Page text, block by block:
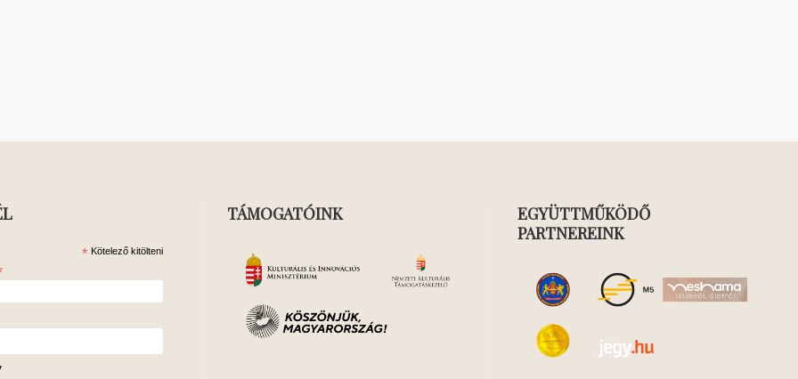
* Kötelező kitölteni
TÁMOGATÓINK
EGYÜTTMŰKÖDŐ
PARTNEREINK